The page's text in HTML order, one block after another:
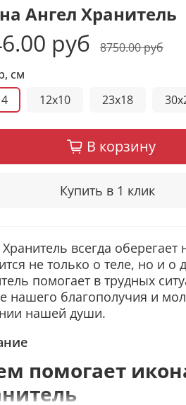
Ангел Хранитель
руб
8750.00 руб
см
12x10 23x18
В корзину
Купить в 1 клик
всегда оберегает
не только о теле, но и о
помогает в трудных
нашего благополучия и
нашей души.
помогает